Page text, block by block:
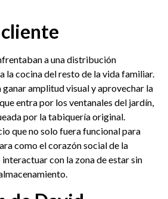
a una distribución
la cocina del resto de la vida familiar.
ganar amplitud visual y aprovechar la
entra por los ventanales del jardín,
por la tabiquería original.
que no solo fuera funcional para
como el corazón social de la
con la zona de estar sin